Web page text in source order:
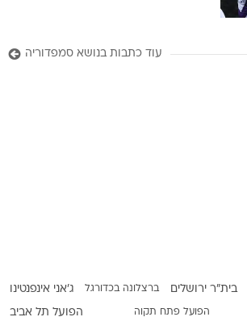
עוד כתבות בנושא סמפדוריה
בית"ר ירושלים ברצלונה בכדורגל ג'אני אינפנטינו
הפועל פתח תקוה הפועל תל אביב